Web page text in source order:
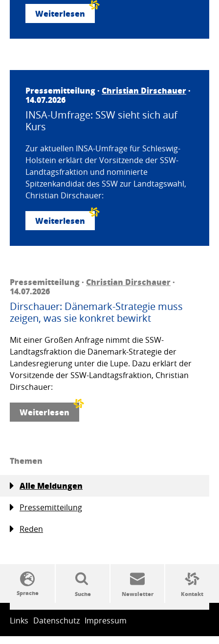
Weiterlesen
Pressemitteilung · Christian Dirschauer·
14.07.2026
INSA-Umfrage: SSW sieht sich auf
Kurs
Zur aktuellen INSA-Umfrage für Schleswig-
Holstein erklärt der Vorsitzende der SSW-
Landtagsfraktion und nominierte
Spitzenkandidat des SSW zur Landtagswahl,
Christian Dirschauer:
Weiterlesen
Pressemitteilung · Christian Dirschauer·
14.07.2026
Dirschauer: Dänemark-Strategie muss
zeigen, was sie konkret bewirkt
Mit einer Großen Anfrage nimmt die SSW-
Landtagsfraktion die Dänemark-Strategie der
Landesregierung unter die Lupe. Dazu erklärt der
Vorsitzende der SSW-Landtagsfraktion, Christian
Dirschauer:
Weiterlesen
Themen
Alle Meldungen
Pressemitteilung
Reden
SSW-Politik von A bis Z
Links Datenschutz Impressum